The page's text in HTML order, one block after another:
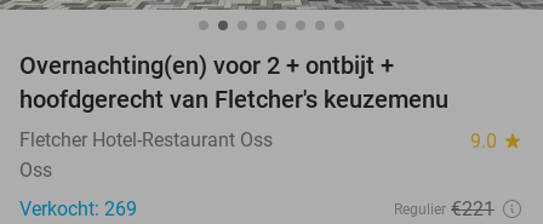
Overnachting(en) voor 2 + ontbijt +
hoofdgerecht van Fletcher's keuzemenu
Fletcher Hotel-Restaurant Oss 9.0 star
Oss
Verkocht: 269
Regulier €221